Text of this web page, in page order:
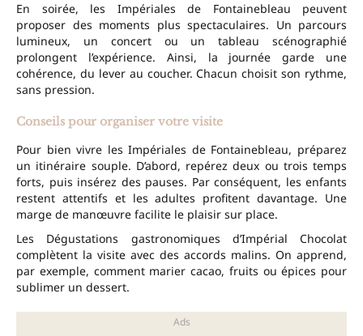
En soirée, les Impériales de Fontainebleau peuvent
proposer des moments plus spectaculaires. Un parcours
lumineux, un concert ou un tableau scénographié
prolongent l’expérience. Ainsi, la journée garde une
cohérence, du lever au coucher. Chacun choisit son rythme,
sans pression.
Conseils pour organiser votre visite
Pour bien vivre les Impériales de Fontainebleau, préparez
un itinéraire souple. D’abord, repérez deux ou trois temps
forts, puis insérez des pauses. Par conséquent, les enfants
restent attentifs et les adultes profitent davantage. Une
marge de manœuvre facilite le plaisir sur place.
Les Dégustations gastronomiques d’Impérial Chocolat
complètent la visite avec des accords malins. On apprend,
par exemple, comment marier cacao, fruits ou épices pour
sublimer un dessert.